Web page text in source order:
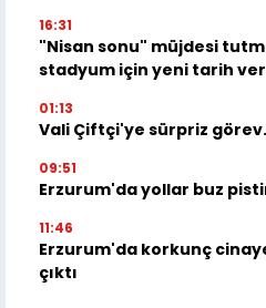
16:31
"Nisan sonu" müjdesi
stadyum için yeni tarih
01:13
Vali Çiftçi'ye sürpriz
09:51
Erzurum'da yollar buz
11:46
Erzurum'da korkunç
çıktı